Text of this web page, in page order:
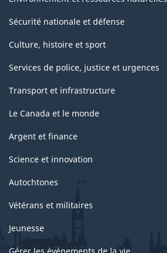
Sécurité nationale et défense
Culture, histoire et sport
Services de police, justice et urgences
Transport et infrastructure
Le Canada et le monde
Argent et finance
Science et innovation
Autochtones
Vétérans et militaires
Jeunesse